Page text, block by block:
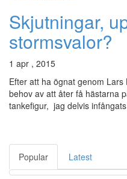
Skjutningar,
stormsvalor?
1 apr , 2015
Efter att ha ögnat genom Lars
behov av att åter få hästarna
tankefigur, jag delvis
Popular Latest